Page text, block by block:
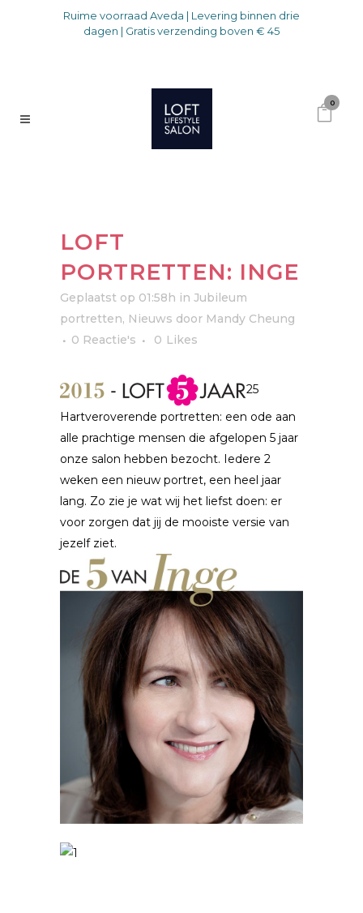
Ruime voorraad Aveda | Levering binnen drie
dagen | Gratis verzending boven € 45
0
LOFT
PORTRETTEN: INGE
Geplaatst op 01:58h in Jubileum
portretten, Nieuws door Mandy Cheung
0 Reactie's
0 Likes
25
Hartveroverende portretten: een ode aan
alle prachtige mensen die afgelopen 5 jaar
onze salon hebben bezocht. Iedere 2
weken een nieuw portret, een heel jaar
lang. Zo zie je wat wij het liefst doen: er
voor zorgen dat jij de mooiste versie van
jezelf ziet.